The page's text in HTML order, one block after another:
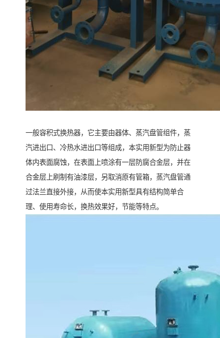
一般容积式换热器，它主要由器体、蒸汽盘管组件，蒸
汽进出口、冷热水进出口等组成，本实用新型为防止器
体内表面腐蚀，在表面上喷涂有一层防腐合金层，并在
合金层上刷制有油漆层，另取消原有管箱，蒸汽盘管通
过法兰直接外接，从而使本实用新型具有结构简单合
理、使用寿命长，换热效果好，节能等特点。